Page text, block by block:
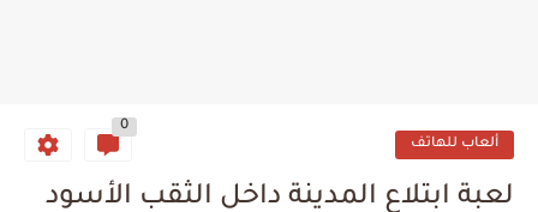
ألعاب للهاتف
0
لعبة ابتلاع المدينة داخل الثقب الأسود